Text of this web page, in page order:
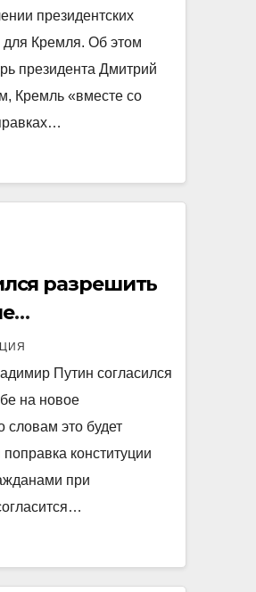
президентских
Кремля. Об этом
президента Дмитрий
Кремль «вместе со
разрешить
сроки
Путин согласился
на новое
словам это будет
конституции
при